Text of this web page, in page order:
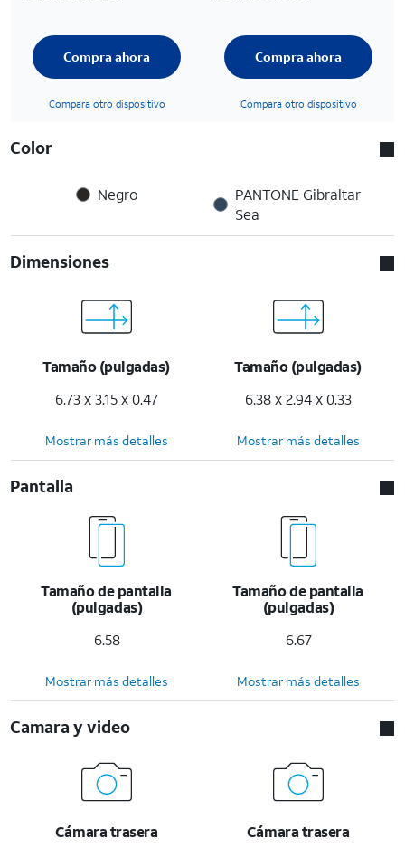
Compra ahora
Compara otro dispositivo
Compra ahora
Compara otro dispositivo
Color
Negro
PANTONE Gibraltar
Sea
Dimensiones
Tamaño (pulgadas)
6.73 x 3.15 x 0.47
Tamaño (pulgadas)
6.38 x 2.94 x 0.33
Mostrar más detalles Mostrar más detalles
Pantalla
Tamaño de pantalla
(pulgadas)
6.58
Tamaño de pantalla
(pulgadas)
6.67
Mostrar más detalles Mostrar más detalles
Camara y video
Cámara trasera
Cámara trasera